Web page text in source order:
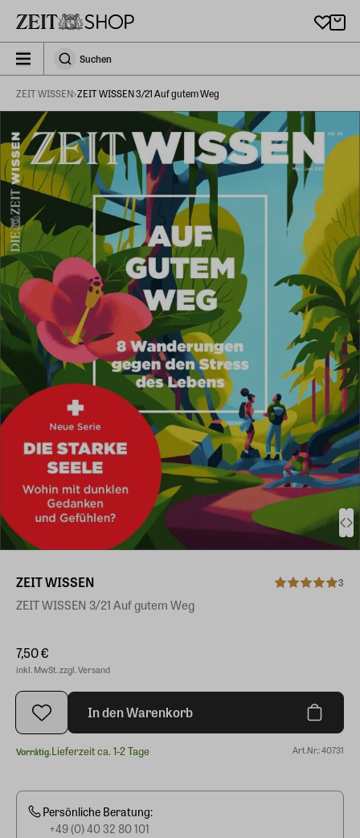
zeit_storefront.components.search.collapsed
SuchenSuchen
ZEIT WISSEN ZEIT WISSEN 3/21 Auf gutem Weg
ZEIT WISSEN 3
ZEIT WISSEN 3/21 Auf gutem Weg
7,50 €
inkl. MwSt. zzgl. Versand
In den Warenkorb
Vorrätig.Lieferzeit ca. 1-2 Tage Art.Nr.: 40731
Persönliche Beratung:
+49 (0) 40 32 80 101